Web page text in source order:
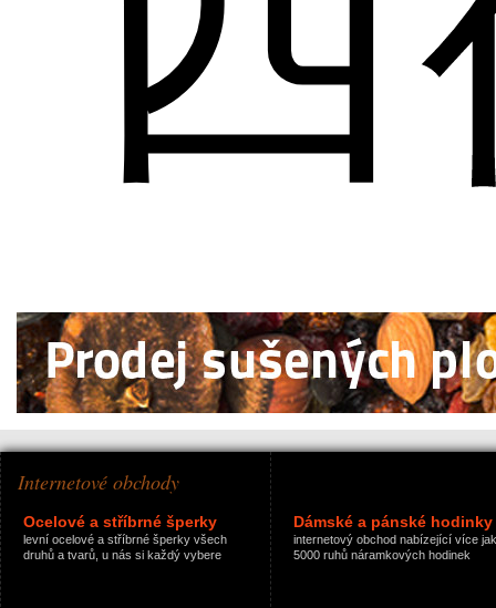
Internetové obchody
Ocelové a stříbrné šperky
levní ocelové a stříbrné šperky všech
druhů a tvarů, u nás si každý vybere
Dámské a pánské hodinky
internetový obchod nabízející více jak
5000 ruhů náramkových hodinek